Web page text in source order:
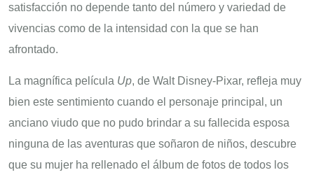
satisfacción no depende tanto del número y variedad de
vivencias como de la intensidad con la que se han
afrontado.
La magnífica película Up, de Walt Disney-Pixar, refleja muy
bien este sentimiento cuando el personaje principal, un
anciano viudo que no pudo brindar a su fallecida esposa
ninguna de las aventuras que soñaron de niños, descubre
que su mujer ha rellenado el álbum de fotos de todos los